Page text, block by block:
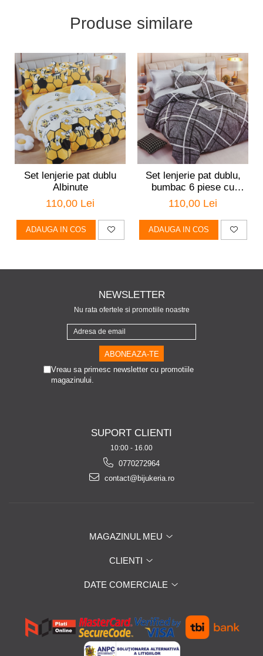
Produse similare
Set lenjerie pat dublu
Albinute
110,00 Lei
ADAUGA IN COS
Set lenjerie pat dublu,
bumbac 6 piese cu
elastic
110,00 Lei
ADAUGA IN COS
NEWSLETTER
Nu rata ofertele si promotiile noastre
Vreau sa primesc newsletter cu promotiile
magazinului.
SUPORT CLIENTI
10:00 - 16.00
0770272964
contact@bijukeria.ro
MAGAZINUL MEU
CLIENTI
DATE COMERCIALE